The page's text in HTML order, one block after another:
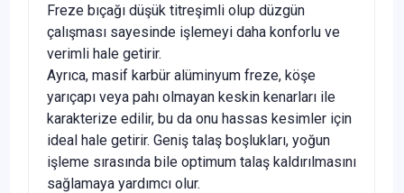
Freze bıçağı düşük titreşimli olup düzgün
çalışması sayesinde işlemeyi daha konforlu ve
verimli hale getirir.
Ayrıca, masif karbür alüminyum freze, köşe
yarıçapı veya pahı olmayan keskin kenarları ile
karakterize edilir, bu da onu hassas kesimler için
ideal hale getirir. Geniş talaş boşlukları, yoğun
işleme sırasında bile optimum talaş kaldırılmasını
sağlamaya yardımcı olur.